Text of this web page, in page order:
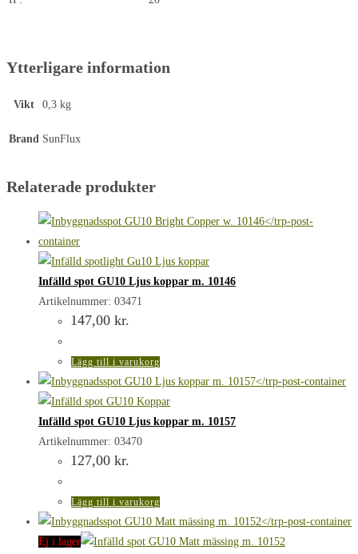
Ytterligare information
Vikt 0,3 kg
Brand SunFlux
Relaterade produkter
Infälld spot GU10 Ljus koppar m. 10146
Artikelnummer: 03471
147,00 kr.
Lägg till i varukorg
Infälld spot GU10 Ljus koppar m. 10157
Artikelnummer: 03470
127,00 kr.
Lägg till i varukorg
Ej i lager